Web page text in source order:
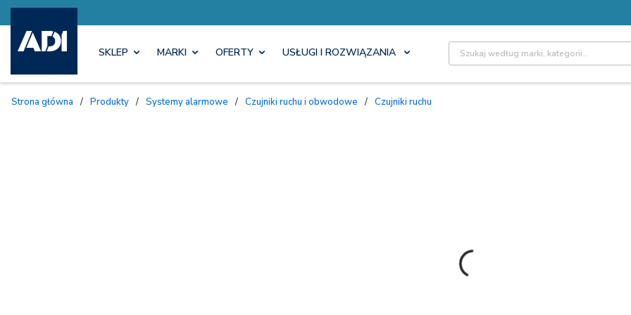
SKLEP MARKI OFERTY USŁUGI I ROZWIĄZANIA Site Search
Strona główna / Produkty / Systemy alarmowe / Czujniki ruchu i obwodowe / Czujniki ruchu